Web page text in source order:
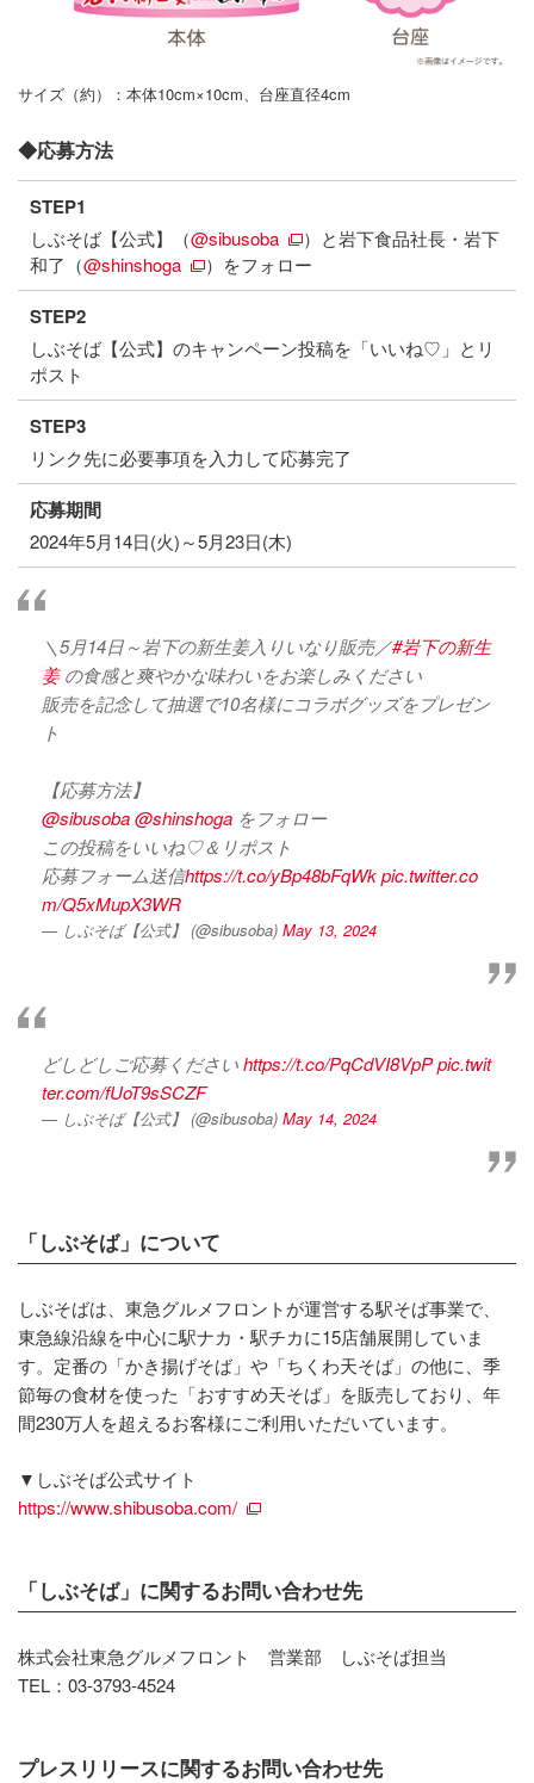
サイズ（約）：本体10cm×10cm、台座直径4cm
◆応募方法
STEP1
しぶそば【公式】（@sibusoba
）と岩下食品社長・岩下
和了（@shinshoga ）をフォロー
STEP2
しぶそば【公式】のキャンペーン投稿を「いいね♡」とリ
ポスト
STEP3
リンク先に必要事項を入力して応募完了
応募期間
2024年5月14日(火)～5月23日(木)
＼5月14日～岩下の新生姜入りいなり販売／#岩下の新生
姜の食感と爽やかな味わいをお楽しみください
販売を記念して抽選で10名様にコラボグッズをプレゼン
ト
【応募方法】
@sibusoba@shinshoga をフォロー
この投稿をいいね♡＆リポスト
応募フォーム送信https://t.co/yBp48bFqWkpic.twitter.co
m/Q5xMupX3WR
— しぶそば【公式】 (@sibusoba) May 13, 2024
どしどしご応募くださいhttps://t.co/PqCdVI8VpPpic.twit
ter.com/fUoT9sSCZF
— しぶそば【公式】 (@sibusoba) May 14, 2024
「しぶそば」について
しぶそばは、東急グルメフロントが運営する駅そば事業で、
東急線沿線を中⼼に駅ナカ・駅チカに15店舗展開していま
す。定番の「かき揚げそば」や「ちくわ天そば」の他に、季
節毎の⾷材を使った「おすすめ天そば」を販売しており、年
間230万⼈を超えるお客様にご利⽤いただいています。
▼しぶそば公式サイト
https://www.shibusoba.com/
「しぶそば」に関するお問い合わせ先
株式会社東急グルメフロント 営業部 しぶそば担当
TEL：03-3793-4524
プレスリリースに関するお問い合わせ先